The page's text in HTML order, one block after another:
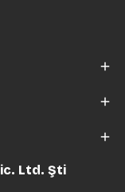
Ltd. Şti